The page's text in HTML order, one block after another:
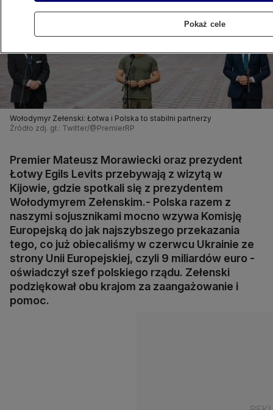
Wołodymyr Zełenski: Łotwa i Polska to stabilni partnerzy
Źródło zdj. gł.: Twitter/@PremierRP
Premier Mateusz Morawiecki oraz prezydent
Łotwy Egils Levits przebywają z wizytą w
Kijowie, gdzie spotkali się z prezydentem
Wołodymyrem Zełenskim.- Polska razem z
naszymi sojusznikami mocno wzywa Komisję
Europejską do jak najszybszego przekazania
tego, co już obiecaliśmy w czerwcu Ukrainie ze
strony Unii Europejskiej, czyli 9 miliardów euro -
oświadczył szef polskiego rządu. Zełenski
podziękował obu krajom za zaangażowanie i
pomoc.
Pokaż cele